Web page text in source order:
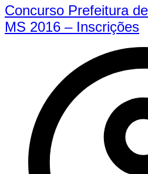
Concurso Prefeitura
MS 2016 – Inscrições